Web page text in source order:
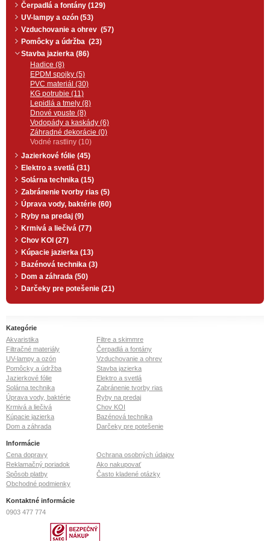
v jazierku. Granule sú navyše
ľahšie ako bežná pôda. Substrát
preto nesadá a nedusí korienky.
Lepšie prúdenie vody zaisťuje
optimálny prísun živín z vody ku
korienkom rastlín, čím z vody
jazierka odoberajú viac živín.
Substrát Water lily akadama
neobsahuje hnojivá, takže sa z
neho do jazierka nevyluhujú
živiny ako z bežných substrátov a
nehrozí tak rast vláknitých rias.
Čerpadlá a fontány (129)
UV-lampy a ozón (53)
Vzduchovanie a ohrev (57)
Pomôcky a údržba (23)
Stavba jazierka (86)
Hadice (8)
EPDM spojky (5)
PVC materiál (30)
KG potrubie (11)
Lepidlá a tmely (8)
Dnové vpuste (8)
Vodopády a kaskády (6)
Záhradné dekorácie (0)
Vodné rastliny (10)
Jazierkové fólie (45)
Elektro a svetlá (31)
Solárna technika (15)
Zabránenie tvorby rias (5)
Úprava vody, baktérie (60)
Ryby na predaj (9)
Krmivá a liečivá (77)
Chov KOI (27)
Kúpacie jazierka (13)
Bazénová technika (3)
Dom a záhrada (50)
Darčeky pre potešenie (21)
Kategórie
Akvaristika
Filtre a skimmre
Filtračné materiály
Čerpadlá a fontány
UV-lampy a ozón
Vzduchovanie a ohrev
Pomôcky a údržba
Stavba jazierka
Jazierkové fólie
Elektro a svetlá
Solárna technika
Zabránenie tvorby rias
Úprava vody, baktérie
Ryby na predaj
Krmivá a liečivá
Chov KOI
Kúpacie jazierka
Bazénová technika
Dom a záhrada
Darčeky pre potešenie
Informácie
Cena dopravy
Ochrana osobných údajov
Reklamačný poriadok
Ako nakupovať
Spôsob platby
Často kladené otázky
Obchodné podmienky
Kontaktné informácie
0903 477 774